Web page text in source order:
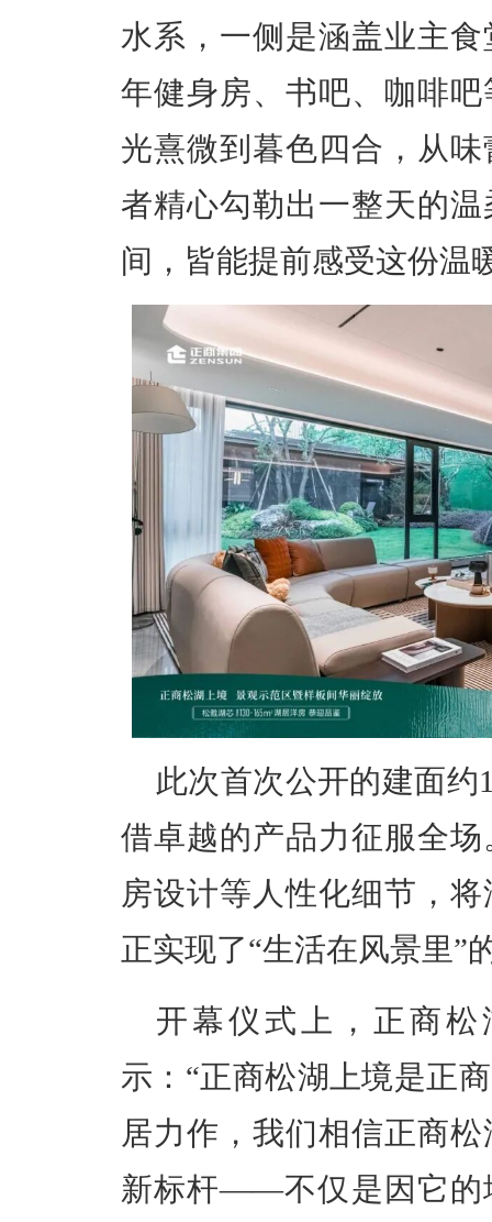
水系，一侧是涵盖业主
年健身房、书吧、咖啡
光熹微到暮色四合，从
者精心勾勒出一整天的
间，皆能提前感受这份温
此次首次公开的建面约
借卓越的产品力征服全
房设计等人性化细节，
正实现了“生活在风景里”
开幕仪式上，正商
示：“正商松湖上境是正
居力作，我们相信正商
新标杆——不仅是因它的